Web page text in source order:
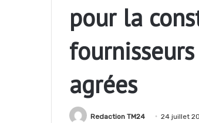
pour la
agrées
Redaction TM24 24 juillet